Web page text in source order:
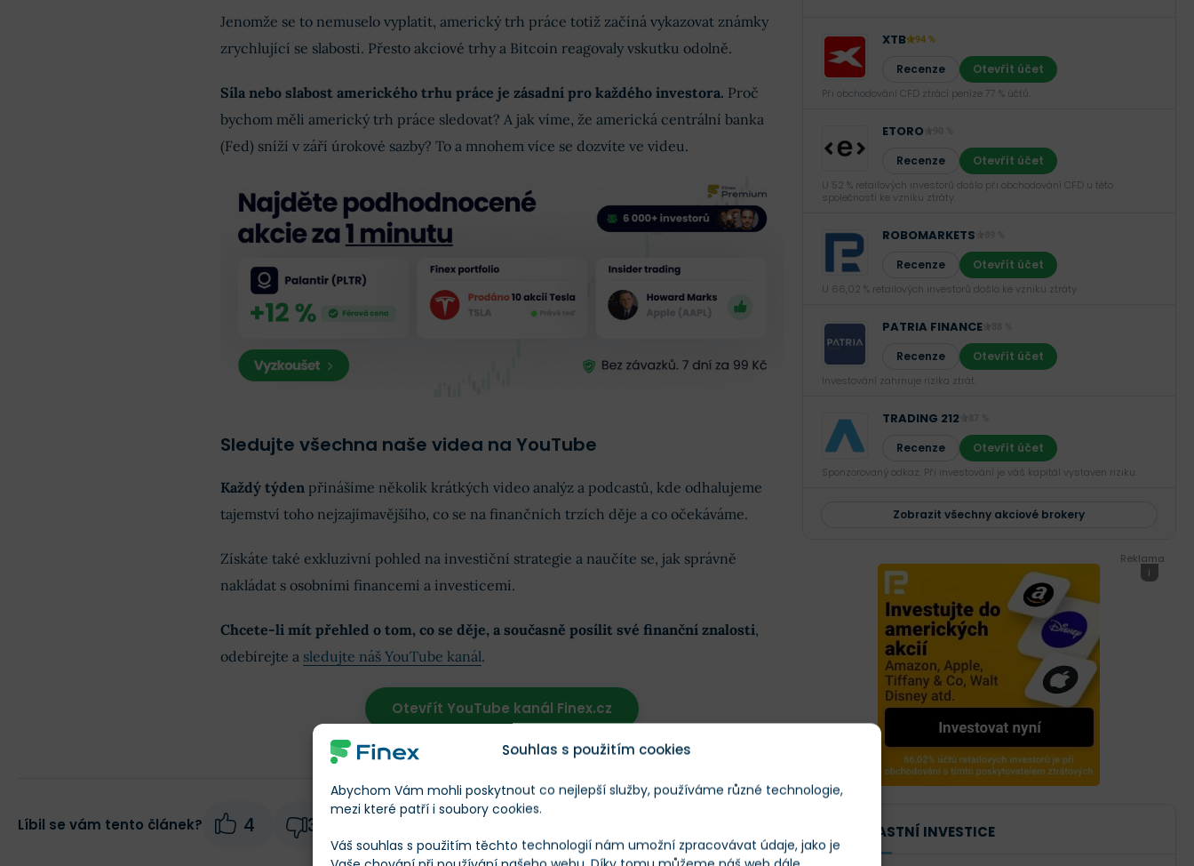
Souhlas s použitím cookies
Abychom Vám mohli poskytnout co nejlepší služby, používáme různé technologie,
mezi které patří i soubory cookies.
Váš souhlas s použitím těchto technologií nám umožní zpracovávat údaje, jako je
Jenomže se to nemuselo vyplatit, americký trh práce totiž začíná vykazovat známky
zrychlující se slabosti. Přesto akciové trhy a Bitcoin reagovaly vskutku odolně.
Síla nebo slabost amerického trhu práce je zásadní pro každého investora. Proč
bychom měli americký trh práce sledovat? A jak víme, že americká centrální banka
(Fed) sníží v září úrokové sazby? To a mnohem více se dozvíte ve videu.
Sledujte všechna naše videa na YouTube
Každý týdenpřinášíme několik krátkých video analýz a podcastů, kde odhalujeme
tajemství toho nejzajímavějšího, co se na finančních trzích děje a co očekáváme.
Získáte také exkluzivní pohled na investiční strategie a naučíte se, jak správně
nakládat s osobními financemi a investicemi.
Chcete-li mít přehled o tom, co se děje, a současně posílit své finanční znalosti,
odebírejte a sledujte náš YouTube kanál.
Otevřít YouTube kanál Finex.cz
Líbil se vám tento článek? 4 3
XTB 94 %
Recenze Otevřít účet
Při obchodování CFD ztrácí peníze 77 % účtů.
ETORO
Recenze Otevřít účet
U 52 % retailových investorů došlo při obchodování CFD u této
společnosti ke vzniku ztráty.
ROBOMARKETS
Recenze Otevřít účet
U 66,02 % retailových investorů došlo ke vzniku ztráty.
PATRIA FINANCE
Recenze Otevřít účet
Investování zahrnuje rizika ztrát.‎
TRADING 212
Recenze Otevřít účet
Sponzorovaný odkaz. Při investování je váš kapitál vystaven riziku.
Zobrazit všechny akciové brokery
Reklama
i
NAŠE VLASTNÍ INVESTICE